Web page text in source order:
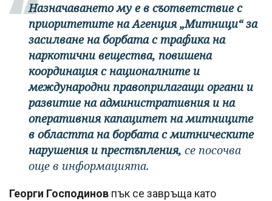
Назначаването му е в съответствие с
приоритетите на Агенция „Митници“ за
засилване на борбата с трафика на
наркотични вещества, повишена
координация с националните и
международни правоприлагащи органи и
развитие на административния и на
оперативния капацитет на митниците
в областта на борбата с митническите
нарушения и престъпления, се посочва
още в информацията.
Георги Господинов пък се завръща като